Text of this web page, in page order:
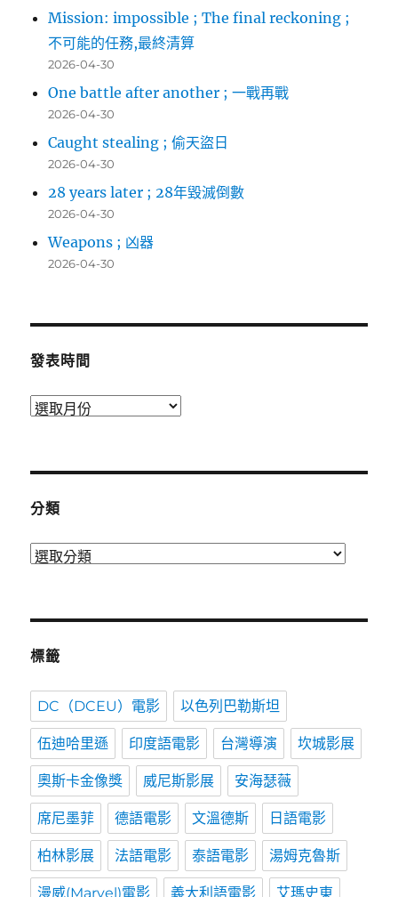
Mission: impossible ; The final reckoning ;
不可能的任務,最終清算
2026-04-30
One battle after another ; 一戰再戰
2026-04-30
Caught stealing ; 偷天盜日
2026-04-30
28 years later ; 28年毀滅倒數
2026-04-30
Weapons ; 凶器
2026-04-30
發表時間
發
分類
分
標籤
DC（DCEU）電影 以色列巴勒斯坦
伍迪哈里遜 印度語電影 台灣導演 坎城影展
奧斯卡金像獎 威尼斯影展 安海瑟薇
席尼墨菲 德語電影 文溫德斯 日語電影
柏林影展 法語電影 泰語電影 湯姆克魯斯
漫威(Marvel)電影 義大利語電影 艾瑪史東